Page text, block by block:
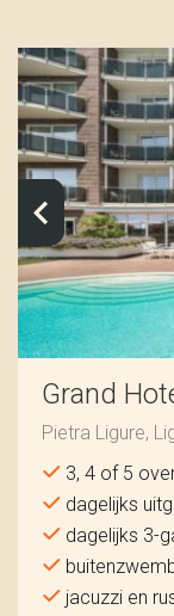
Grand
Pietra Ligure,
3, 4 of 5
dagelijks
dagelijks 3-
jacuzzi en